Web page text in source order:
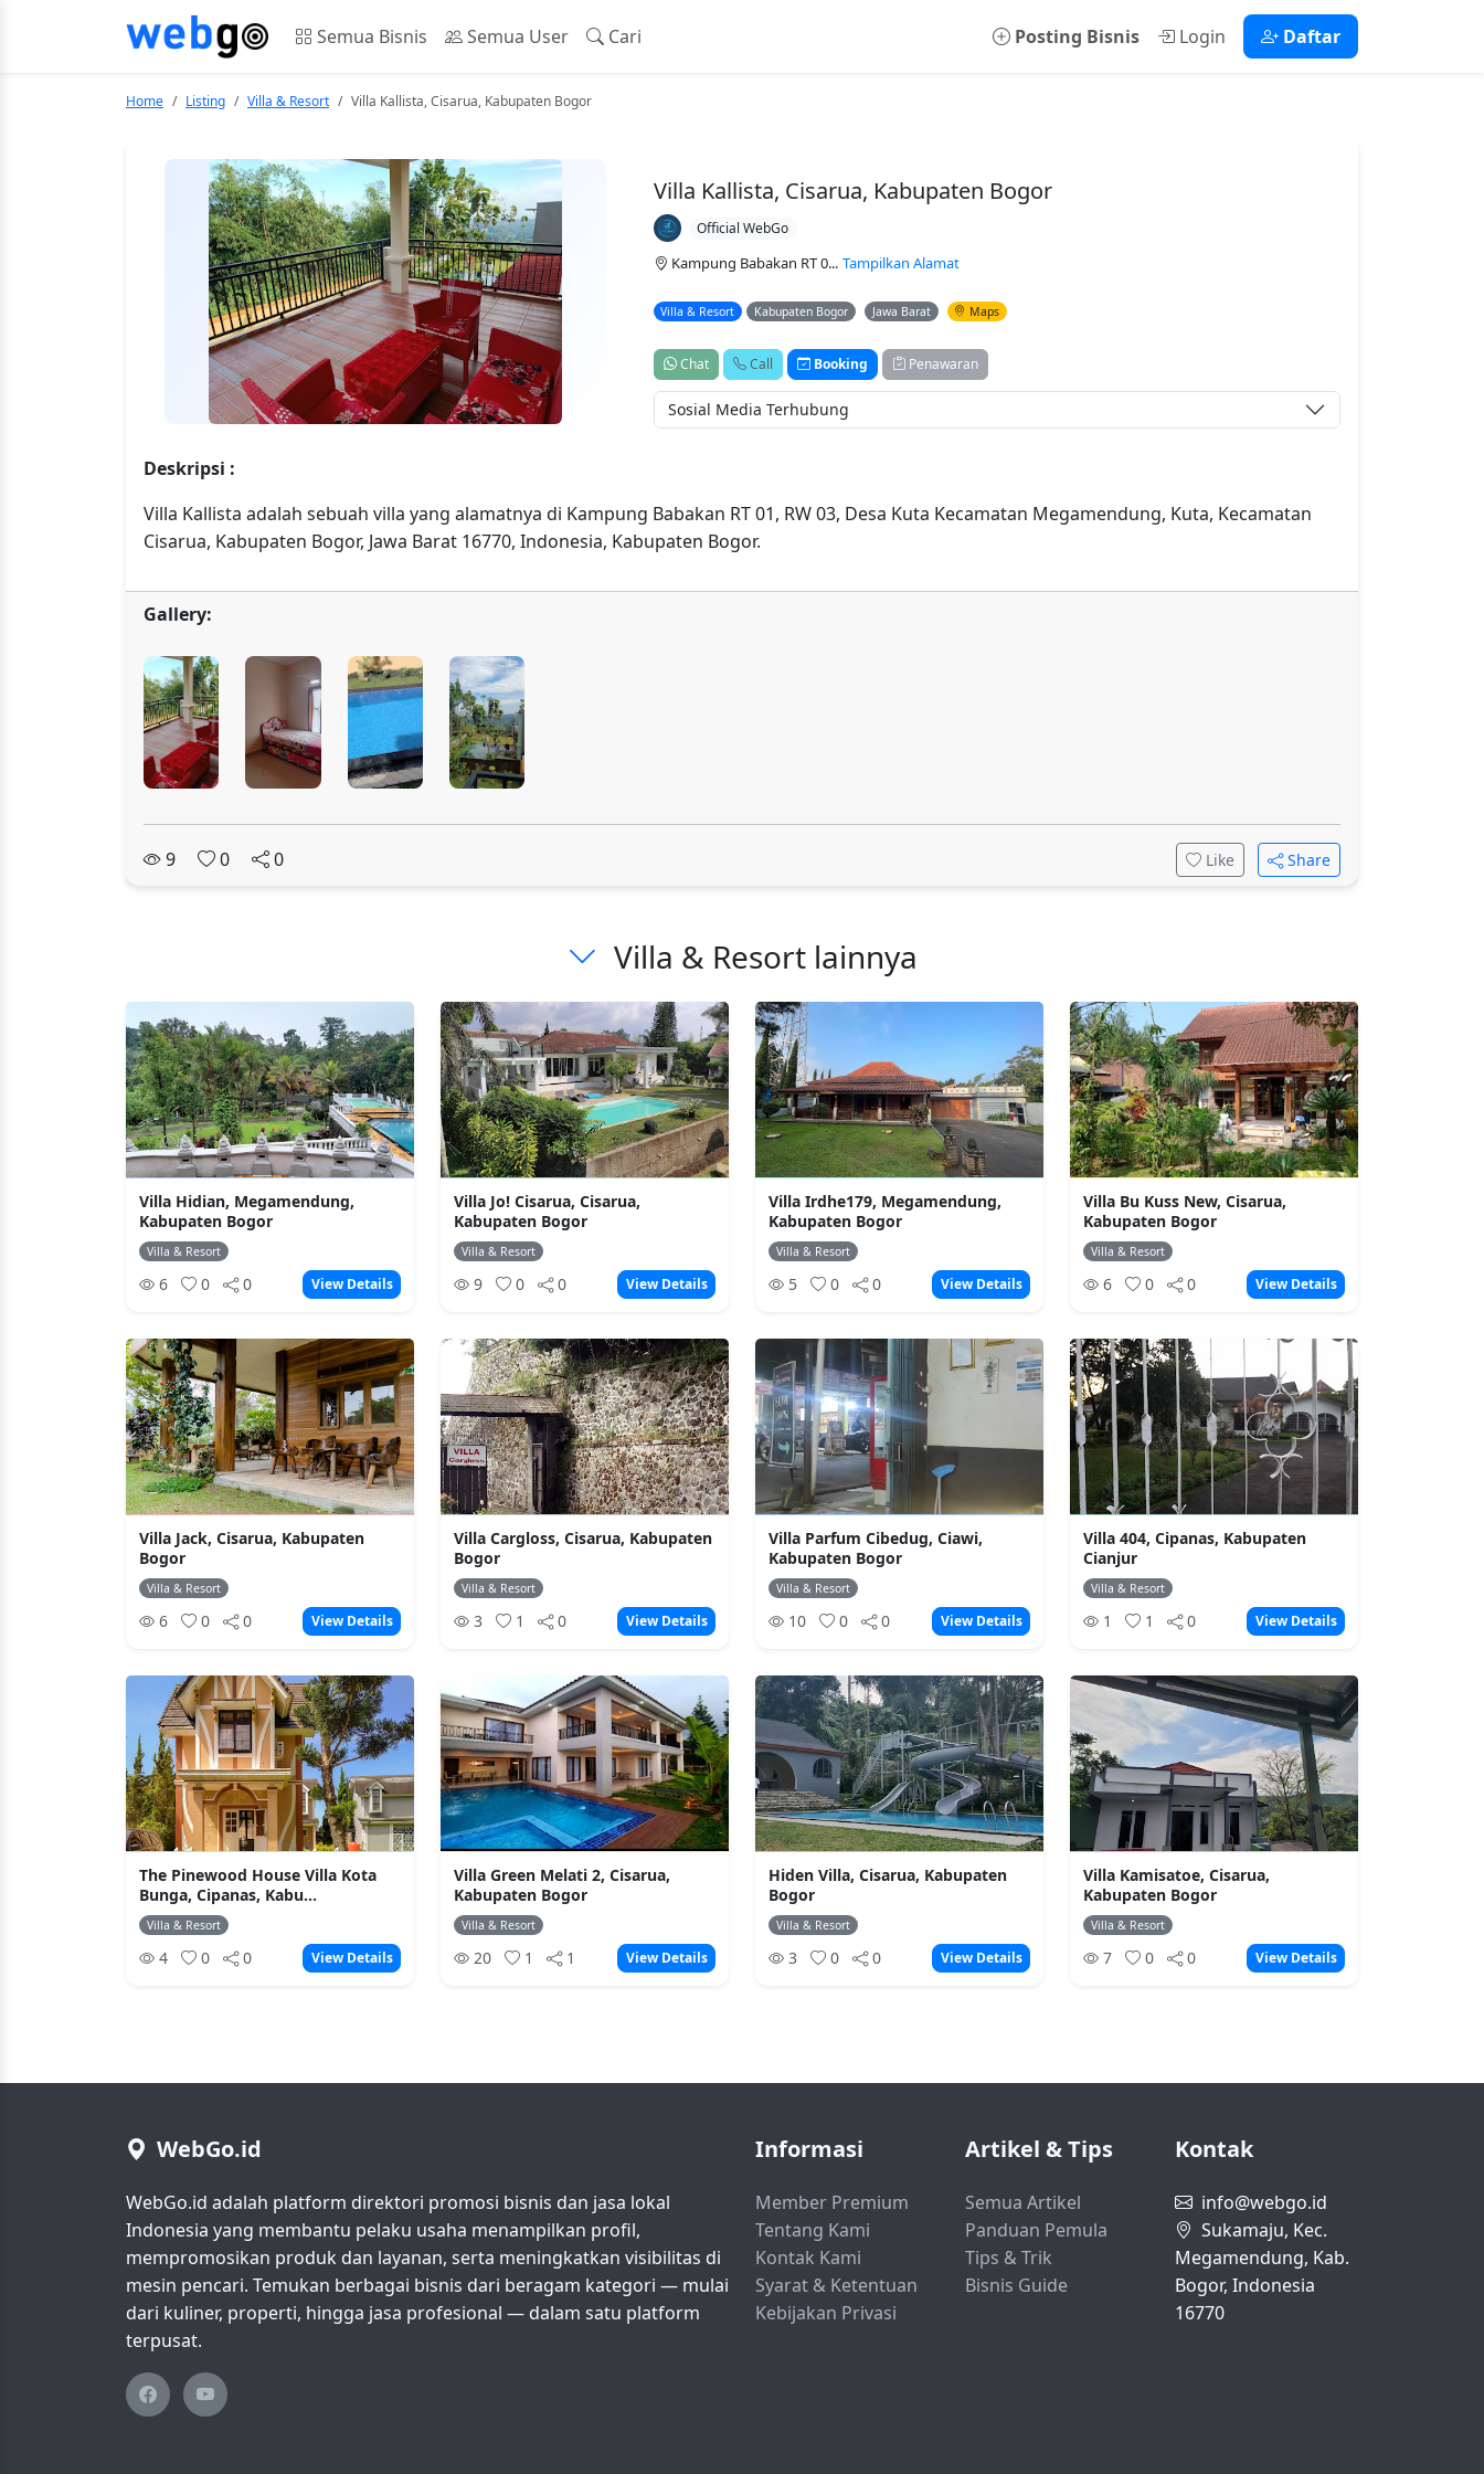
Semua Bisnis Semua User Cari Posting Bisnis Login Daftar
Home Listing Villa & Resort Villa Kallista, Cisarua, Kabupaten Bogor
Villa Kallista, Cisarua, Kabupaten Bogor
Official WebGo
Kampung Babakan RT 0... Tampilkan Alamat
Villa & Resort Kabupaten Bogor Jawa Barat Maps
Chat Call Booking Penawaran
Sosial Media Terhubung
Deskripsi :
Villa Kallista adalah sebuah villa yang alamatnya di Kampung Babakan RT 01, RW 03, Desa Kuta Kecamatan Megamendung, Kuta, Kecamatan
Cisarua, Kabupaten Bogor, Jawa Barat 16770, Indonesia, Kabupaten Bogor.
Gallery:
9 0 0 Like Share
Villa & Resort lainnya
Villa Hidian, Megamendung,
Kabupaten Bogor
Villa & Resort
6 0 0 View Details
Villa Jo! Cisarua, Cisarua,
Kabupaten Bogor
Villa & Resort
9 0 0 View Details
Villa Irdhe179, Megamendung,
Kabupaten Bogor
Villa & Resort
5 0 0 View Details
Villa Bu Kuss New, Cisarua,
Kabupaten Bogor
Villa & Resort
6 0 0 View Details
Villa Jack, Cisarua, Kabupaten
Bogor
Villa & Resort
6 0 0 View Details
Villa Cargloss, Cisarua, Kabupaten
Bogor
Villa & Resort
3 1 0 View Details
Villa Parfum Cibedug, Ciawi,
Kabupaten Bogor
Villa & Resort
10 0 0 View Details
Villa 404, Cipanas, Kabupaten
Cianjur
Villa & Resort
1 1 0 View Details
The Pinewood House Villa Kota
Bunga, Cipanas, Kabu...
Villa & Resort
4 0 0 View Details
Villa Green Melati 2, Cisarua,
Kabupaten Bogor
Villa & Resort
20 1 1 View Details
Hiden Villa, Cisarua, Kabupaten
Bogor
Villa & Resort
3 0 0 View Details
Villa Kamisatoe, Cisarua,
Kabupaten Bogor
Villa & Resort
7 0 0 View Details
WebGo.id
WebGo.id adalah platform direktori promosi bisnis dan jasa lokal
Indonesia yang membantu pelaku usaha menampilkan profil,
mempromosikan produk dan layanan, serta meningkatkan visibilitas di
mesin pencari. Temukan berbagai bisnis dari beragam kategori — mulai
dari kuliner, properti, hingga jasa profesional — dalam satu platform
terpusat.
Informasi
Member Premium
Tentang Kami
Kontak Kami
Syarat & Ketentuan
Kebijakan Privasi
Artikel & Tips
Semua Artikel
Panduan Pemula
Tips & Trik
Bisnis Guide
Kontak
info@webgo.id
Sukamaju, Kec.
Megamendung, Kab.
Bogor, Indonesia
16770